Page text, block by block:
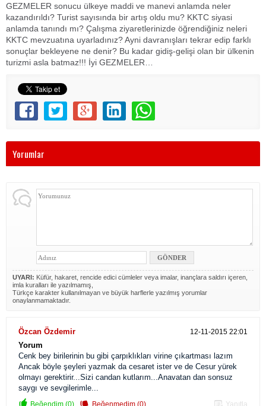
GEZMELER sonucu ülkeye maddi ve manevi anlamda neler
kazandırıldı? Turist sayısında bir artış oldu mu? KKTC siyasi
anlamda tanındı mı? Çalışma ziyaretlerinizde öğrendiğiniz neleri
KKTC mevzuatına uyarladınız? Ayni davranışları tekrar edip farklı
sonuçlar bekleyene ne denir? Bu kadar gidiş-gelişi olan bir ülkenin
turizmi asla batmaz!!! İyi GEZMELER…
Yorumlar
UYARI: Küfür, hakaret, rencide edici cümleler veya imalar, inançlara saldırı içeren,
imla kuralları ile yazılmamış,
Türkçe karakter kullanılmayan ve büyük harflerle yazılmış yorumlar
onaylanmamaktadır.
Özcan Özdemir 12-11-2015 22:01
Yorum
Cenk bey birilerinin bu gibi çarpıklıkları virine çıkartması lazım
Ancak böyle şeyleri yazmak da cesaret ister ve de Cesur yürek
olmayı gerektirir...Sizi candan kutlarım...Anavatan dan sonsuz
saygı ve sevgilerimle...
Beğendim (0) Beğenmedim (0) Yanıtla